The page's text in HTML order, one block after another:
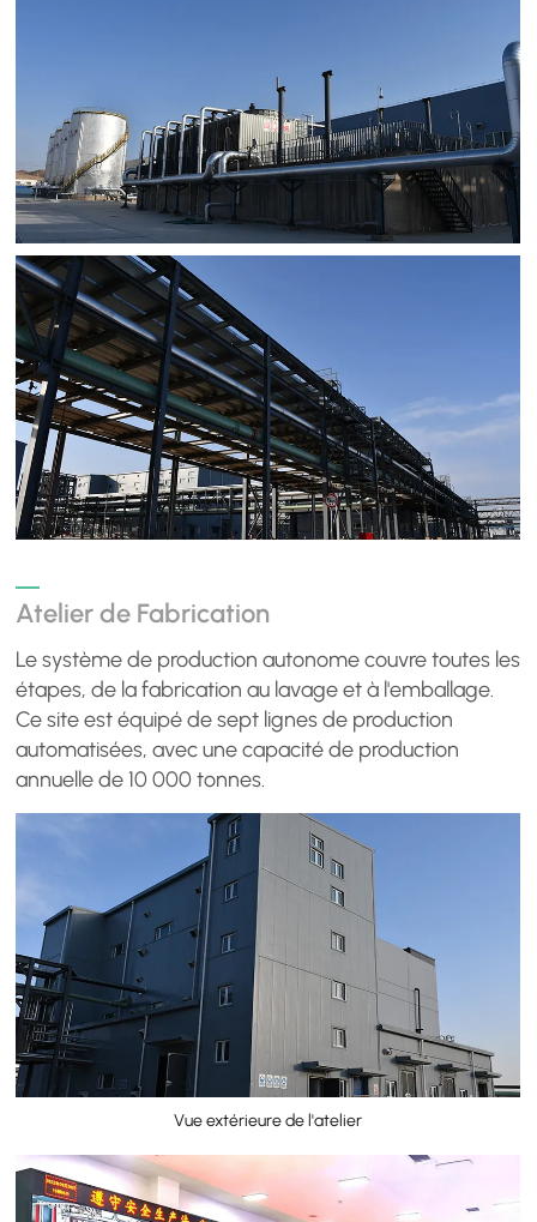
Atelier de Fabrication
Le système de production autonome couvre toutes les
étapes, de la fabrication au lavage et à l'emballage.
Ce site est équipé de sept lignes de production
automatisées, avec une capacité de production
annuelle de 10 000 tonnes.
Vue extérieure de l'atelier